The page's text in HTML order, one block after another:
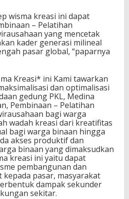
wisma kreasi ini dapat
– Pelatihan
yang mencetak
kader generasi milineal
pasar global, “paparnya
Kreasi* ini Kami tawarkan
dan optimalisasi
gedung PKL, Medina
Pembinaan – Pelatihan
bagi warga
wadah kreasi dari kreatifitas
bagi warga binaan hingga
akses produktif dan
binaan yang dimaksudkan
kreasi ini yaitu dapat
pembangunan dan
pasar, masyarakat
dampak sekunder
sekitar.